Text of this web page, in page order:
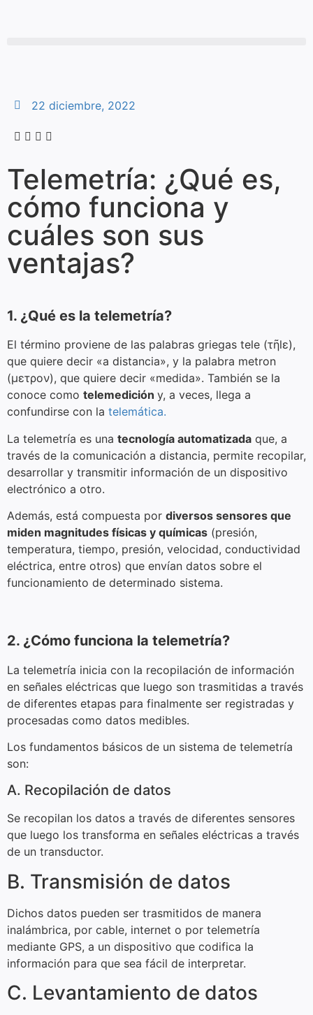
22 diciembre, 2022
Telemetría: ¿Qué es,
cómo funciona y
cuáles son sus
ventajas?
1. ¿Qué es la telemetría?
El término proviene de las palabras griegas tele (τῆlε),
que quiere decir «a distancia», y la palabra metron
(μετρον), que quiere decir «medida». También se la
conoce como telemedición y, a veces, llega a
confundirse con la telemática.
La telemetría es una tecnología automatizada que, a
través de la comunicación a distancia, permite recopilar,
desarrollar y transmitir información de un dispositivo
electrónico a otro.
Además, está compuesta por diversos sensores que
miden magnitudes físicas y químicas (presión,
temperatura, tiempo, presión, velocidad, conductividad
eléctrica, entre otros) que envían datos sobre el
funcionamiento de determinado sistema.
2. ¿Cómo funciona la telemetría?
La telemetría inicia con la recopilación de información
en señales eléctricas que luego son trasmitidas a través
de diferentes etapas para finalmente ser registradas y
procesadas como datos medibles.
Los fundamentos básicos de un sistema de telemetría
son:
A. Recopilación de datos
Se recopilan los datos a través de diferentes sensores
que luego los transforma en señales eléctricas a través
de un transductor.
B. Transmisión de datos
Dichos datos pueden ser trasmitidos de manera
inalámbrica, por cable, internet o por telemetría
mediante GPS, a un dispositivo que codifica la
información para que sea fácil de interpretar.
C. Levantamiento de datos